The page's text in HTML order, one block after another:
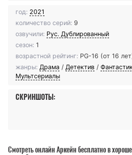
год: 2021
количество серий: 9
озвучили: Рус. Дублированный
сезон: 1
возрастной рейтинг: PG-16 (от 16
жанры: Драма / Детектив /
Мультсериалы
СКРИНШОТЫ:
Смотреть онлайн Аркейн бесплатно в